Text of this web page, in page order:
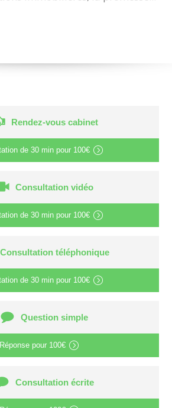
Rendez-vous cabinet
de 30 min pour 100€
Consultation vidéo
de 30 min pour 100€
Consultation téléphonique
de 30 min pour 100€
Question simple
Réponse pour 100€
Consultation écrite